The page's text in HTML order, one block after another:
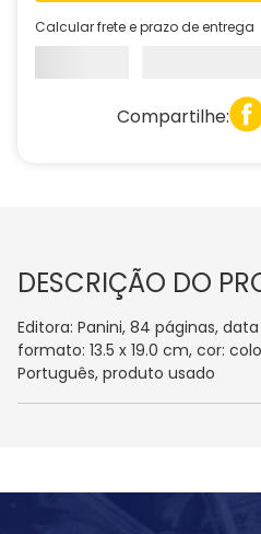
Calcular frete e prazo de entrega
Compartilhe:
DESCRIÇÃO DO
Editora: Panini, 84 páginas,
formato: 13.5 x 19.0 cm, cor:
Português, produto usado